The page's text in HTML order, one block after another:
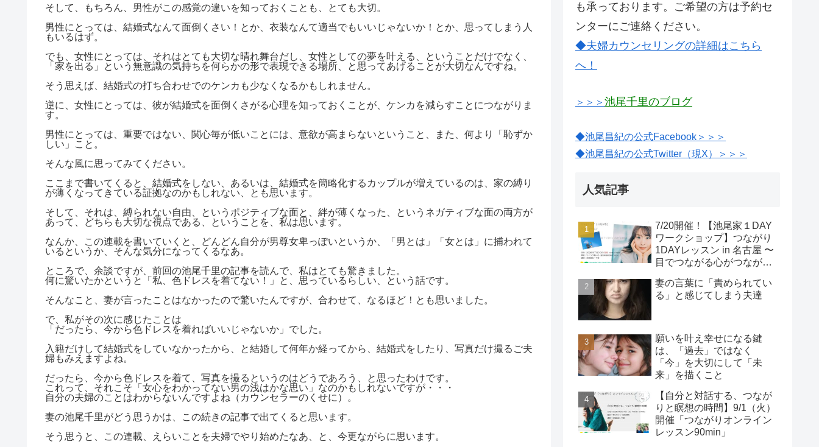
そして、もちろん、男性がこの感覚の違いを知っておくことも、とても大切。
男性にとっては、結婚式なんて面倒くさい！とか、衣装なんて適当でもいいじゃないか！とか、思ってしまう人
もいるはず。
でも、女性にとっては、それはとても大切な晴れ舞台だし、女性としての夢を叶える、ということだけでなく、
「家を出る」という無意識の気持ちを何らかの形で表現できる場所、と思ってあげることが大切なんですね。
そう思えば、結婚式の打ち合わせでのケンカも少なくなるかもしれません。
逆に、女性にとっては、彼が結婚式を面倒くさがる心理を知っておくことが、ケンカを減らすことにつながりま
す。
男性にとっては、重要ではない、関心毎が低いことには、意欲が高まらないということ、また、何より「恥ずか
しい」こと。
そんな風に思ってみてください。
ここまで書いてくると、結婚式をしない、あるいは、結婚式を簡略化するカップルが増えているのは、家の縛り
が薄くなってきている証拠なのかもしれない、とも思います。
そして、それは、縛られない自由、というポジティブな面と、絆が薄くなった、というネガティブな面の両方が
あって、どちらも大切な視点である、ということを、私は思います。
なんか、この連載を書いていくと、どんどん自分が男尊女卑っぽいというか、「男とは」「女とは」に捕われて
いるというか、そんな気分になってくるなあ。
ところで、余談ですが、前回の池尾千里の記事を読んで、私はとても驚きました。
何に驚いたかというと「私、色ドレスを着てない！」と、思っているらしい、という話です。
そんなこと、妻が言ったことはなかったので驚いたんですが、合わせて、なるほど！とも思いました。
で、私がその次に感じたことは
「だったら、今から色ドレスを着ればいいじゃないか」でした。
入籍だけして結婚式をしていなかったから、と結婚して何年か経ってから、結婚式をしたり、写真だけ撮るご夫
婦もみえますよね。
だったら、今から色ドレスを着て、写真を撮るというのはどうであろう、と思ったわけです。
これって、それこそ「女心をわかってない男の浅はかな思い」なのかもしれないですが・・・
自分の夫婦のことはわからないんですよね（カウンセラーのくせに）。
妻の池尾千里がどう思うかは、この続きの記事で出てくると思います。
そう思うと、この連載、えらいことを夫婦でやり始めたなあ、と、今更ながらに思います。
も承っております。ご希望の方は予約セ
ンターにご連絡ください。
◆夫婦カウンセリングの詳細はこちら
へ！
＞＞＞ 池尾千里のブログ
◆池尾昌紀の公式Facebook＞＞＞
◆池尾昌紀の公式Twitter（現X）＞＞＞
人気記事
7/20開催！【池尾家１DAY
ワークショップ】つながり
1DAYレッスン in 名古屋 〜
目でつながる心がつなが
妻の言葉に「責められてい
る」と感じてしまう夫達
願いを叶え幸せになる鍵
は、「過去」ではなく
「今」を大切にして「未
来」を描くこと
【自分と対話する、つなが
りと瞑想の時間】9/1（火）
開催「つながりオンライン
レッスン90min」